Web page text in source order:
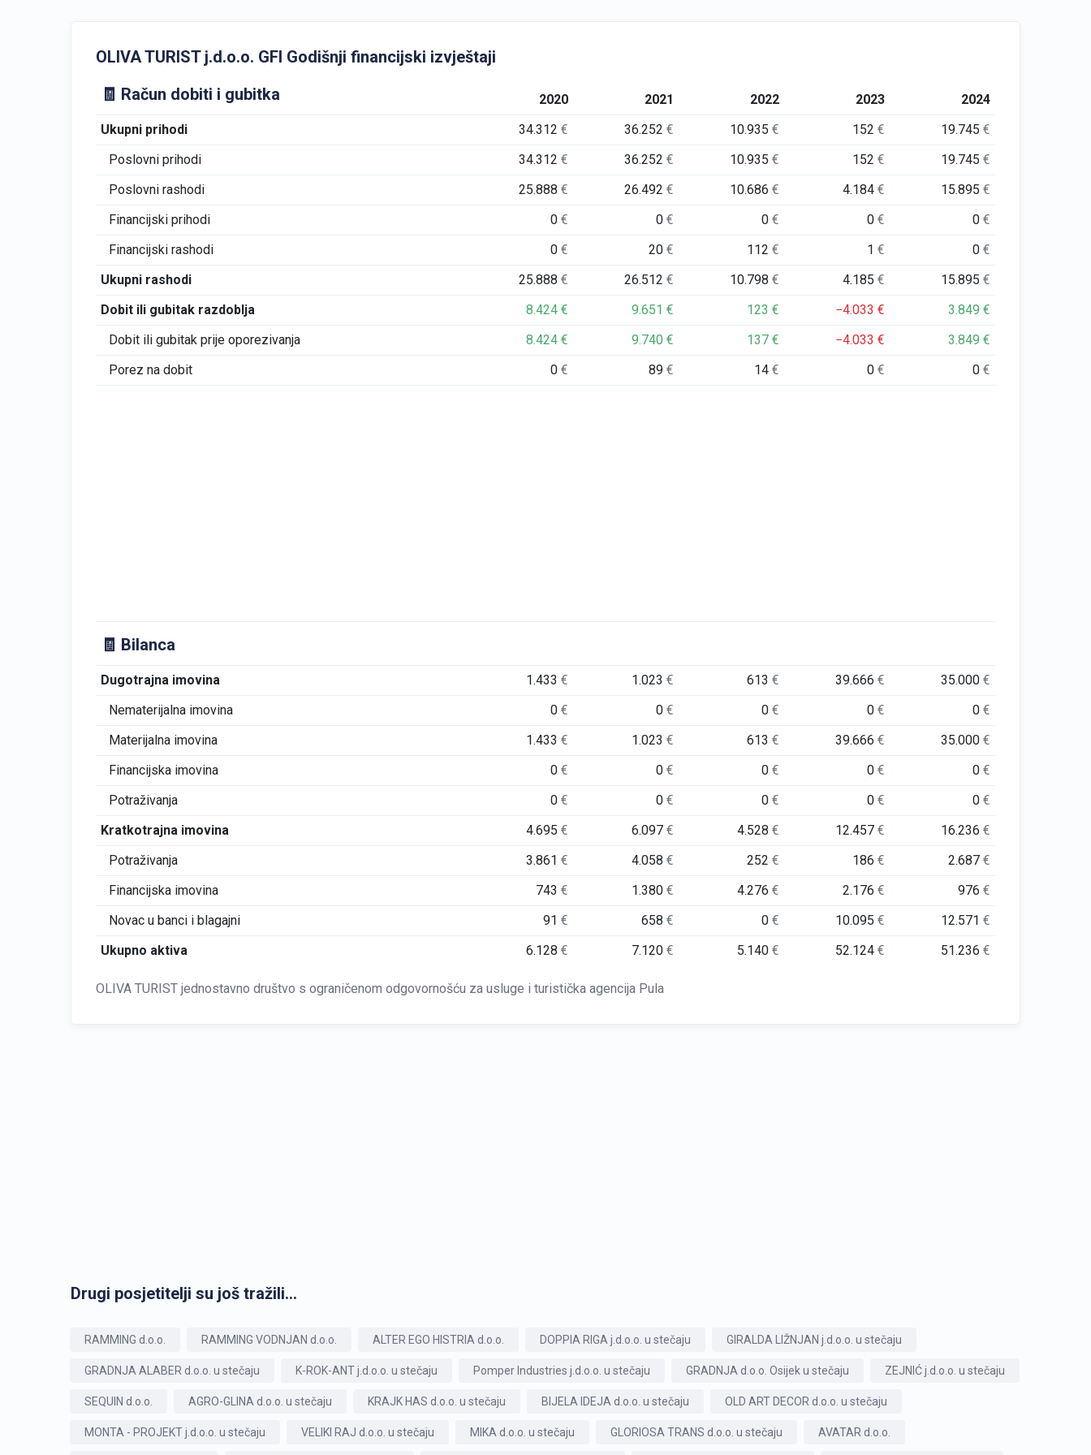
OLIVA TURIST j.d.o.o. GFI Godišnji financijski izvještaji
🧾 Račun dobiti i gubitka
2020 2021 2022 2023
2024
Ukupni prihodi
34.312€ 36.252€ 10.935€ 152€ 19.745€
Poslovni prihodi
34.312€ 36.252€ 10.935€ 152€ 19.745€
Poslovni rashodi
25.888€ 26.492€ 10.686€ 4.184€ 15.895€
Financijski prihodi
0€ 0€ 0€ 0€ 0€
Financijski rashodi
0€ 20€ 112€ 1€ 0€
Ukupni rashodi
25.888€ 26.512€ 10.798€ 4.185€ 15.895€
Dobit ili gubitak razdoblja
8.424€ 9.651€ 123€ −4.033€ 3.849€
Dobit ili gubitak prije oporezivanja
8.424€ 9.740€ 137€ −4.033€ 3.849€
Porez na dobit
0€ 89€ 14€ 0€ 0€
🧾 Bilanca
Dugotrajna imovina 1.433€ 1.023€ 613€ 39.666€ 35.000€
Nematerijalna imovina
0€ 0€ 0€ 0€ 0€
Materijalna imovina
1.433€ 1.023€ 613€ 39.666€ 35.000€
Financijska imovina
0€ 0€ 0€ 0€ 0€
Potraživanja
0€ 0€ 0€ 0€ 0€
Kratkotrajna imovina
4.695€ 6.097€ 4.528€ 12.457€ 16.236€
Potraživanja
3.861€ 4.058€ 252€ 186€ 2.687€
Financijska imovina
743€ 1.380€ 4.276€ 2.176€ 976€
Novac u banci i blagajni
91€ 658€ 0€ 10.095€ 12.571€
Ukupno aktiva
6.128€ 7.120€ 5.140€ 52.124€ 51.236€
OLIVA TURIST jednostavno društvo s ograničenom odgovornošću za usluge i turistička agencija Pula
Drugi posjetitelji su još tražili...
RAMMING d.o.o. RAMMING VODNJAN d.o.o. ALTER EGO HISTRIA d.o.o. DOPPIA RIGA j.d.o.o. u stečaju GIRALDA LIŽNJAN j.d.o.o. u stečaju
GRADNJA ALABER d.o.o. u stečaju K-ROK-ANT j.d.o.o. u stečaju Pomper Industries j.d.o.o. u stečaju GRADNJA d.o.o. Osijek u stečaju ZEJNIĆ j.d.o.o. u stečaju
SEQUIN d.o.o. AGRO-GLINA d.o.o. u stečaju KRAJK HAS d.o.o. u stečaju BIJELA IDEJA d.o.o. u stečaju OLD ART DECOR d.o.o. u stečaju
MONTA - PROJEKT j.d.o.o. u stečaju VELIKI RAJ d.o.o. u stečaju MIKA d.o.o. u stečaju GLORIOSA TRANS d.o.o. u stečaju AVATAR d.o.o.